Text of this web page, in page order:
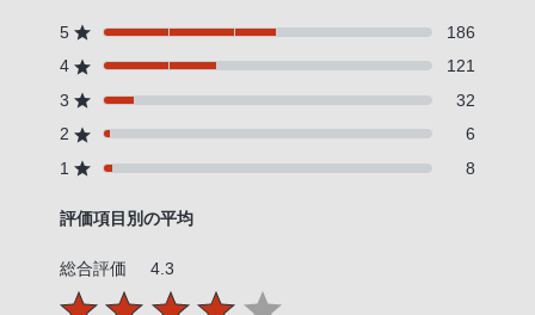
5
186
4
121
3
32
2
6
1
8
評価項目別の平均
総合評価 4.3